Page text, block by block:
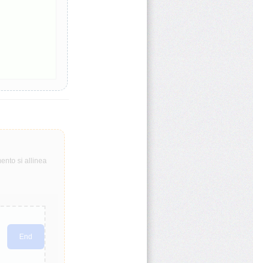
si allinea
End